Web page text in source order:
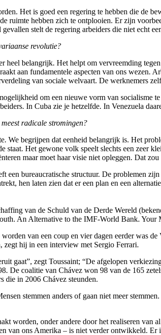
Het is goed een regering te hebben die de
ruimte hebben zich te ontplooien. Er zijn
stelt de regering arbeiders die niet echt
revolutie?
heel belangrijk. Het helpt om vervreemding
aan fundamentele aspecten van ons wezen.
van sociale welvaart. De werknemers
om een nieuwe vorm van socialisme
In Cuba zie je hetzelfde. In Venezuela
radicale stromingen?
We begrijpen dat eenheid belangrijk is. Het
staat. Het gewone volk speelt slechts een zeer
maar moet haar visie niet opleggen. Dat
bureaucratische structuur. De problemen
hen laten zien dat er een plan en een
van de Schuld van de Derde Wereld
An Alternative to the IMF-World Bank.
van een coup en vier dagen eerder was
zegt hij in een interview met Sergio Ferrari.
gaat”, zegt Toussaint; “De afgelopen
De coalitie van Chávez won 98 van de 165
die in 2006 Chávez steunden.
stemmen anders of gaan niet meer
worden, onder andere door het realiseren van
ons Amerika – is niet verder ontwikkeld. Er